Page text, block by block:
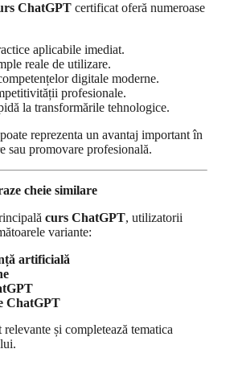
ChatGPT certificat oferă numeroase
aplicabile imediat.
reale de utilizare.
digitale moderne.
profesionale.
la transformările tehnologice.
reprezenta un avantaj important în
sau promovare profesională.
cheie similare
curs ChatGPT, utilizatorii
variante:
artificială
ChatGPT
și completează tematica